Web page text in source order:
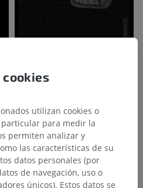
utilizan cookies o
para medir la
permiten analizar y
las características de su
datos personales (por
de navegación, uso o
únicos). Estos datos se